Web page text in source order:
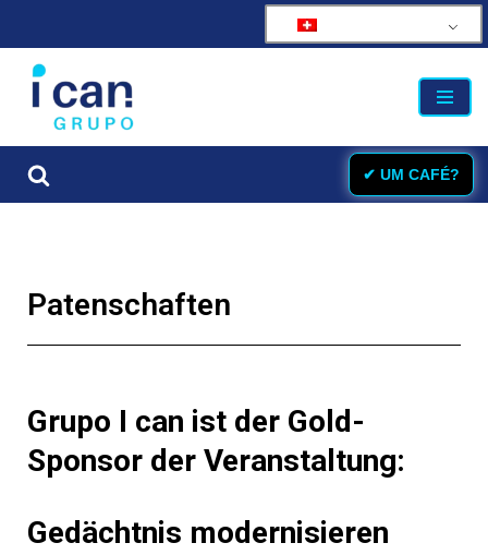
Inhalt
springen
✔ UM CAFÉ?
Patenschaften
Grupo I can ist der Gold-
Sponsor der Veranstaltung:
Gedächtnis modernisieren